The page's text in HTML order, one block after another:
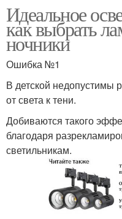
Идеальное
как выбрать
ночники
Ошибка №1
В детской недопустимы
от света к тени.
Добиваются такого
благодаря
светильникам.